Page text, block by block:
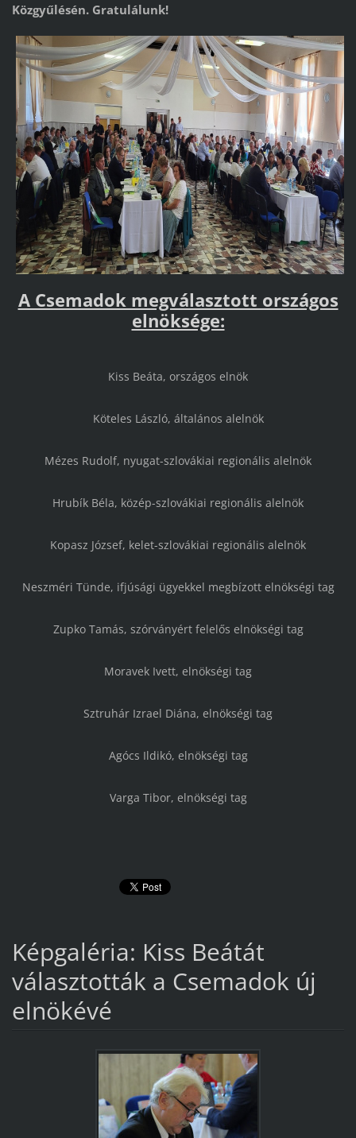
Közgyűlésén. Gratulálunk!
A Csemadok megválasztott országos
elnöksége:
Kiss Beáta, országos elnök
Köteles László, általános alelnök
Mézes Rudolf, nyugat-szlovákiai regionális alelnök
Hrubík Béla, közép-szlovákiai regionális alelnök
Kopasz József, kelet-szlovákiai regionális alelnök
Neszméri Tünde, ifjúsági ügyekkel megbízott elnökségi tag
Zupko Tamás, szórványért felelős elnökségi tag
Moravek Ivett, elnökségi tag
Sztruhár Izrael Diána, elnökségi tag
Agócs Ildikó, elnökségi tag
Varga Tibor, elnökségi tag
Képgaléria: Kiss Beátát
választották a Csemadok új
elnökévé